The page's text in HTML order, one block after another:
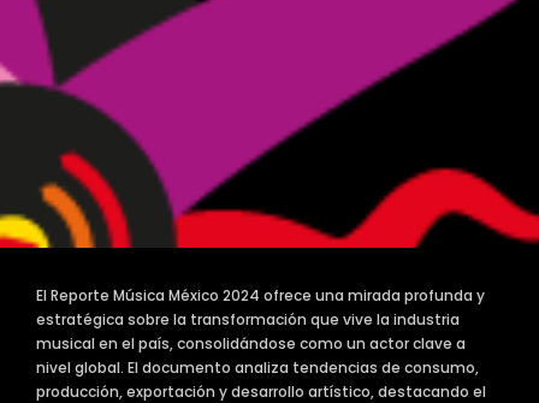
El Reporte Música México 2024 ofrece una mirada profunda y
estratégica sobre la transformación que vive la industria
musical en el país, consolidándose como un actor clave a
nivel global. El documento analiza tendencias de consumo,
producción, exportación y desarrollo artístico, destacando el